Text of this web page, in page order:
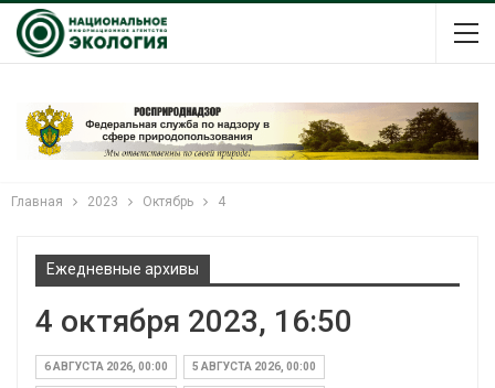
Главная 2023 Октябрь 4
Ежедневные архивы
4 октября 2023, 16:50
6 АВГУСТА 2026, 00:00 5 АВГУСТА 2026, 00:00